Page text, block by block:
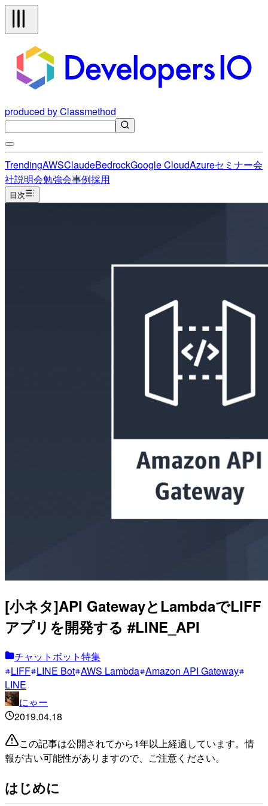
produced by Classmethod
TrendingAWSClaudeBedrockGoogle CloudAzureセミナー会
社説明会勉強会事例採用
目次
[小ネタ]API GatewayとLambdaでLIFF
アプリを開発する #LINE_API
チャットボット特集
LIFF LINE Bot AWS Lambda Amazon API Gateway
LINE
にゃー
2019.04.18
この記事は公開されてから1年以上経過しています。情
報が古い可能性がありますので、ご注意ください。
はじめに